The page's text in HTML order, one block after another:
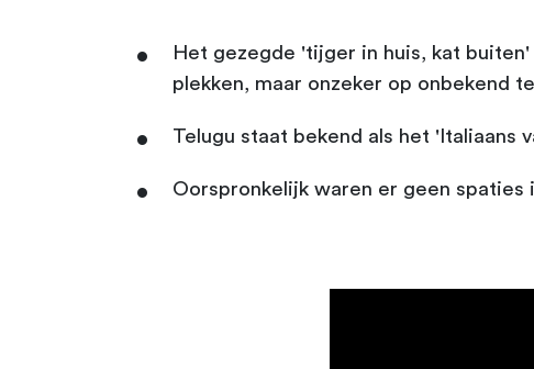
Het gezegde 'tijger in huis, kat
plekken, maar onzeker op onbekend
Telugu staat bekend als het 'Italiaans
Oorspronkelijk waren er geen